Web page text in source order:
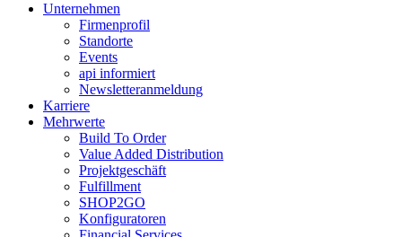
Unternehmen
Firmenprofil
Standorte
Events
api informiert
Newsletteranmeldung
Karriere
Mehrwerte
Build To Order
Value Added Distribution
Projektgeschäft
Fulfillment
SHOP2GO
Konfiguratoren